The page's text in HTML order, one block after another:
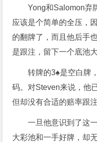
Yong和Salomon弃
应该是个简单的全压，
的翻牌了，而且他后手
是跟注，留下一个底池
转牌的3♠是空白牌
码。对Steven来说，他
但却没有合适的赔率跟注
一旦他意识到了这
大彩池和一手好牌，却